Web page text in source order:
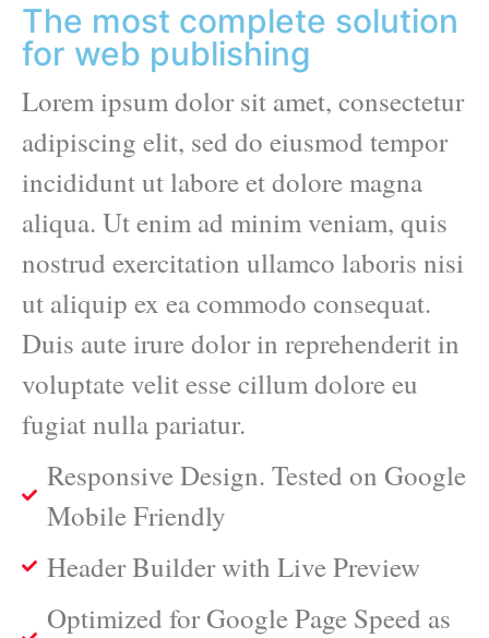
The most complete solution
for web publishing
Lorem ipsum dolor sit amet, consectetur
adipiscing elit, sed do eiusmod tempor
incididunt ut labore et dolore magna
aliqua. Ut enim ad minim veniam, quis
nostrud exercitation ullamco laboris nisi
ut aliquip ex ea commodo consequat.
Duis aute irure dolor in reprehenderit in
voluptate velit esse cillum dolore eu
fugiat nulla pariatur.
Responsive Design. Tested on Google
Mobile Friendly
Header Builder with Live Preview
Optimized for Google Page Speed as